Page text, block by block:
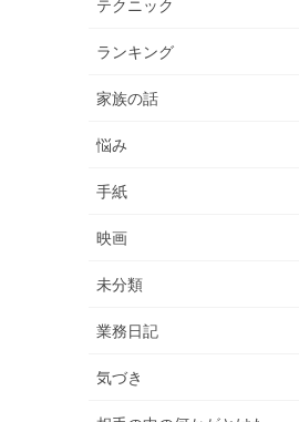
テクニック
ランキング
家族の話
悩み
手紙
映画
未分類
業務日記
気づき